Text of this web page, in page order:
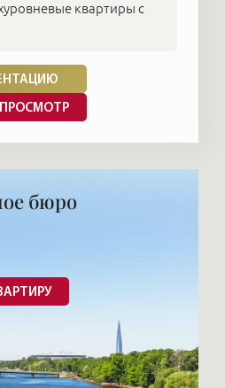
квартиры с
бюро